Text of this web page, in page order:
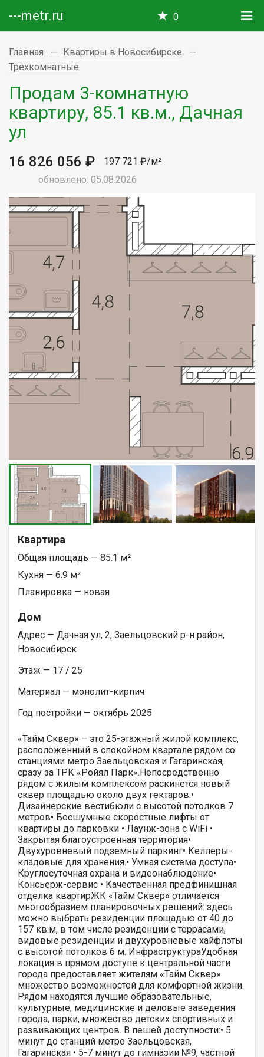
---metr.ru 0
Главная
Квартиры в Новосибирске
Трехкомнатные
Продам 3-комнатную
квартиру, 85.1 кв.м., Дачная
ул
16 826 056 ₽
197 721 ₽/м²
обновлено: 05.08.2026
Квартира
Общая площадь — 85.1 м²
Кухня — 6.9 м²
Планировка — новая
Дом
Адрес — Дачная ул, 2, Заельцовский р-н район,
Новосибирск
Этаж — 17 / 25
Материал — монолит-кирпич
Год постройки — октябрь 2025
«Тайм Сквер» – это 25-этажный жилой комплекс,
расположенный в спокойном квартале рядом со
станциями метро Заельцовская и Гагаринская,
сразу за ТРК «Ройял Парк».Непосредственно
рядом с жилым комплексом раскинется новый
сквер площадью около двух гектаров.•
Дизайнерские вестибюли с высотой потолков 7
метров• Бесшумные скоростные лифты от
квартиры до парковки • Лаунж-зона с WiFi •
Закрытая благоустроенная территория•
Двухуровневый подземный паркинг• Келлеры-
кладовые для хранения.• Умная система доступа•
Круглосуточная охрана и видеонаблюдение•
Консьерж-сервис • Качественная предфинишная
отделка квартирЖК «Тайм Сквер» отличается
многообразием планировочных решений: здесь
можно выбрать резиденции площадью от 40 до
157 кв.м, в том числе резиденции с террасами,
видовые резиденции и двухуровневые хайфлэты
с высотой потолков 6 м. ИнфраструктураУдобная
локация в прямом доступе к центральной части
города предоставляет жителям «Тайм Сквер»
множество возможностей для комфортной жизни.
Рядом находятся лучшие образовательные,
культурные, медицинские и деловые заведения
города, парки, множество детских спортивных и
развивающих центров. В пешей доступности:• 5
минут до станций метро Заельцовская,
Гагаринская • 5-7 минут до гимназии №9, частной